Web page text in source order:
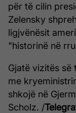
për të cilin
Zelensky
ligjvënësit
"historinë në
Gjatë vizitës së
me
shkojë në
Scholz. /